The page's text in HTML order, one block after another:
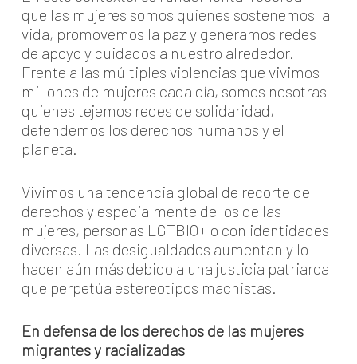
que las mujeres somos quienes sostenemos la
vida, promovemos la paz y generamos redes
de apoyo y cuidados a nuestro alrededor.
Frente a las múltiples violencias que vivimos
millones de mujeres cada día, somos nosotras
quienes tejemos redes de solidaridad,
defendemos los derechos humanos y el
planeta.
Vivimos una tendencia global de recorte de
derechos y especialmente de los de las
mujeres, personas LGTBIQ+ o con identidades
diversas. Las desigualdades aumentan y lo
hacen aún más debido a una justicia patriarcal
que perpetúa estereotipos machistas.
En defensa de los derechos de las mujeres
migrantes y racializadas